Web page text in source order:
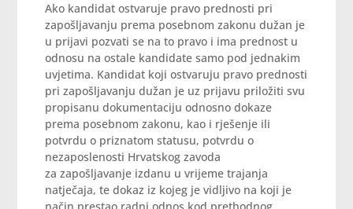
Ako kandidat ostvaruje pravo prednosti pri
zapošljavanju prema posebnom zakonu dužan je
u prijavi pozvati se na to pravo i ima prednost u
odnosu na ostale kandidate samo pod jednakim
uvjetima. Kandidat koji ostvaruju pravo prednosti
pri zapošljavanju dužan je uz prijavu priložiti svu
propisanu dokumentaciju odnosno dokaze
prema posebnom zakonu, kao i rješenje ili
potvrdu o priznatom statusu, potvrdu o
nezaposlenosti Hrvatskog zavoda
za zapošljavanje izdanu u vrijeme trajanja
natječaja, te dokaz iz kojeg je vidljivo na koji je